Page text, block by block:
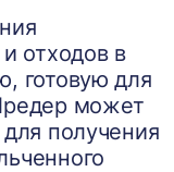
отходов в
готовую для
может
получения